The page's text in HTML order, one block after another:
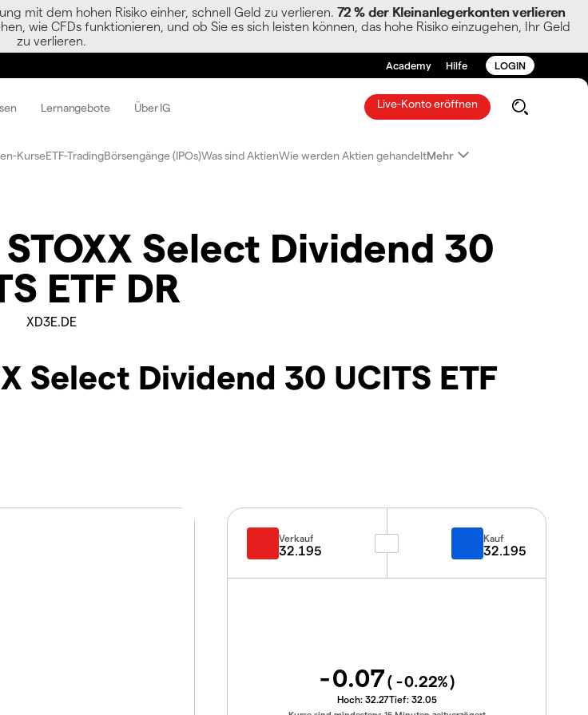
mit dem hohen Risiko einher, schnell Geld zu verlieren. 72 % der Kleinanlegerkonten verlieren
wie CFDs funktionieren, und ob Sie es sich leisten können, das hohe Risiko einzugehen, Ihr Geld
zu verlieren.
Academy Hilfe LOGIN
Lernangebote Über IG Live-Konto eröffnen
KurseETF-TradingBörsengänge (IPOs)Was sind AktienWie werden Aktien gehandeltMehr
Select Dividend 30
ETF DR
XD3E.DE
Select Dividend 30 UCITS ETF
Verkauf
32.195
Kauf
32.195
-0.07( -0.22%)
Hoch: 32.27Tief: 32.05